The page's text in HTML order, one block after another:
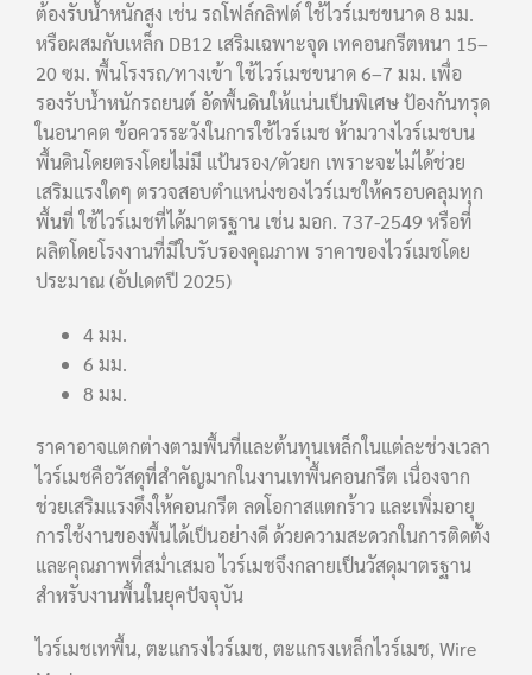
ต้องรับน้ำหนักสูง เช่น รถโฟล์กลิฟต์ ใช้ไวร์เมชขนาด 8 มม.
หรือผสมกับเหล็ก DB12 เสริมเฉพาะจุด เทคอนกรีตหนา 15–
20 ซม. พื้นโรงรถ/ทางเข้า ใช้ไวร์เมชขนาด 6–7 มม. เพื่อ
รองรับน้ำหนักรถยนต์ อัดพื้นดินให้แน่นเป็นพิเศษ ป้องกันทรุด
ในอนาคต ข้อควรระวังในการใช้ไวร์เมช ห้ามวางไวร์เมชบน
พื้นดินโดยตรงโดยไม่มี แป้นรอง/ตัวยก เพราะจะไม่ได้ช่วย
เสริมแรงใดๆ ตรวจสอบตำแหน่งของไวร์เมชให้ครอบคลุมทุก
พื้นที่ ใช้ไวร์เมชที่ได้มาตรฐาน เช่น มอก. 737-2549 หรือที่
ผลิตโดยโรงงานที่มีใบรับรองคุณภาพ ราคาของไวร์เมชโดย
ประมาณ (อัปเดตปี 2025)
4 มม.
6 มม.
8 มม.
ราคาอาจแตกต่างตามพื้นที่และต้นทุนเหล็กในแต่ละช่วงเวลา
ไวร์เมชคือวัสดุที่สำคัญมากในงานเทพื้นคอนกรีต เนื่องจาก
ช่วยเสริมแรงดึงให้คอนกรีต ลดโอกาสแตกร้าว และเพิ่มอายุ
การใช้งานของพื้นได้เป็นอย่างดี ด้วยความสะดวกในการติดตั้ง
และคุณภาพที่สม่ำเสมอ ไวร์เมชจึงกลายเป็นวัสดุมาตรฐาน
สำหรับงานพื้นในยุคปัจจุบัน
ไวร์เมชเทพื้น, ตะแกรงไวร์เมช, ตะแกรงเหล็กไวร์เมช, Wire